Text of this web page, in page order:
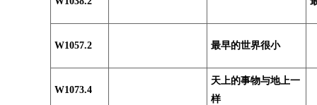
W1057.2 最早的世界很小
W1073.4
天上的事物与地上一
样